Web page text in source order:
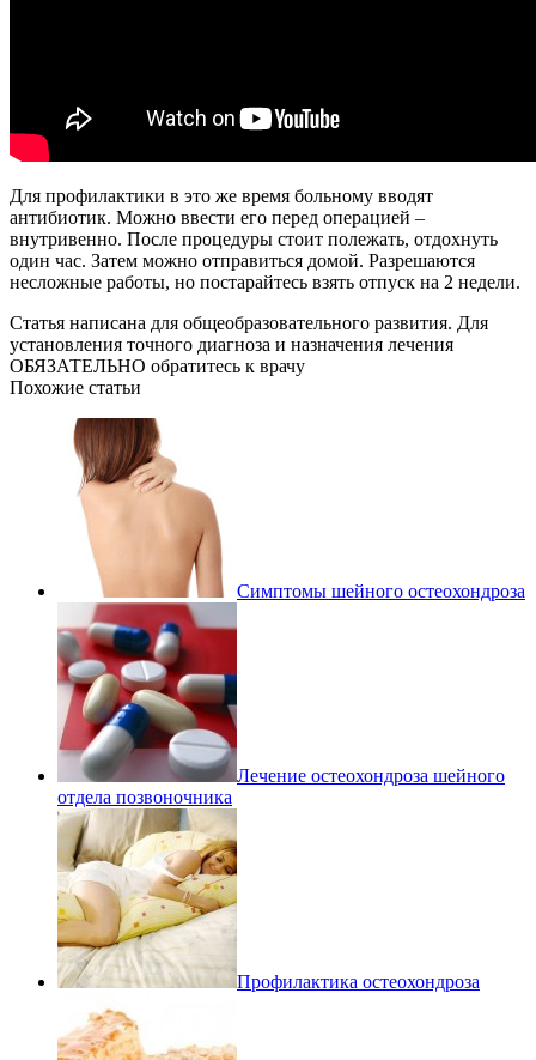
Для профилактики в это же время больному вводят
антибиотик. Можно ввести его перед операцией –
внутривенно. После процедуры стоит полежать, отдохнуть
один час. Затем можно отправиться домой. Разрешаются
несложные работы, но постарайтесь взять отпуск на 2 недели.
Статья написана для общеобразовательного развития. Для
установления точного диагноза и назначения лечения
ОБЯЗАТЕЛЬНО обратитесь к врачу
Похожие статьи
Симптомы шейного остеохондроза
Лечение остеохондроза шейного
отдела позвоночника
Профилактика остеохондроза